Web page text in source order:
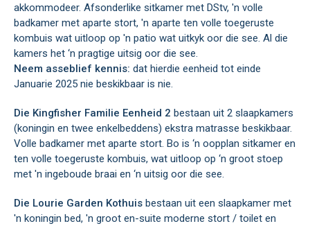
akkommodeer. Afsonderlike sitkamer met DStv, 'n volle
badkamer met aparte stort, 'n aparte ten volle toegeruste
kombuis wat uitloop op 'n patio wat uitkyk oor die see. Al die
kamers het ‘n pragtige uitsig oor die see.
Neem asseblief kennis: dat hierdie eenheid tot einde
Januarie 2025 nie beskikbaar is nie.
Die Kingfisher Familie Eenheid 2 bestaan uit 2 slaapkamers
(koningin en twee enkelbeddens) ekstra matrasse beskikbaar.
Volle badkamer met aparte stort. Bo is ‘n oopplan sitkamer en
ten volle toegeruste kombuis, wat uitloop op ‘n groot stoep
met 'n ingeboude braai en ‘n uitsig oor die see.
Die Lourie Garden Kothuis bestaan uit een slaapkamer met
'n koningin bed, 'n groot en-suite moderne stort / toilet en